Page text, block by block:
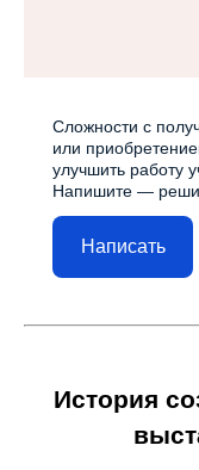
Сложности с
или
улучшить работу
Напишите —
Написать
История